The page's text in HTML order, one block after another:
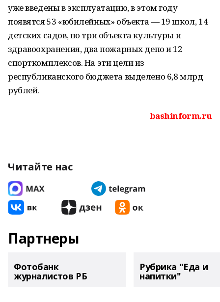
уже введены в эксплуатацию, в этом году
появятся 53 «юбилейных» объекта — 19 школ, 14
детских садов, по три объекта культуры и
здравоохранения, два пожарных депо и 12
спорткомплексов. На эти цели из
республиканского бюджета выделено 6,8 млрд
рублей.
bashinform.ru
Читайте нас
Партнеры
Фотобанк
журналистов РБ
Рубрика "Еда и
напитки"